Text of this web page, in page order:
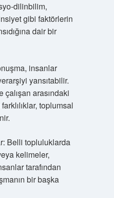
dilinbilim,
gibi faktörlerin
dair bir
insanlar
yansıtabilir.
arasındaki
toplumsal
Belli topluluklarda
kelimeler,
tarafından
bir başka